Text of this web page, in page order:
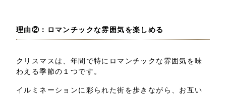
理由②：ロマンチックな雰囲気を楽しめる
クリスマスは、年間で特にロマンチックな雰囲気を味
わえる季節の１つです。
イルミネーションに彩られた街を歩きながら、お互い